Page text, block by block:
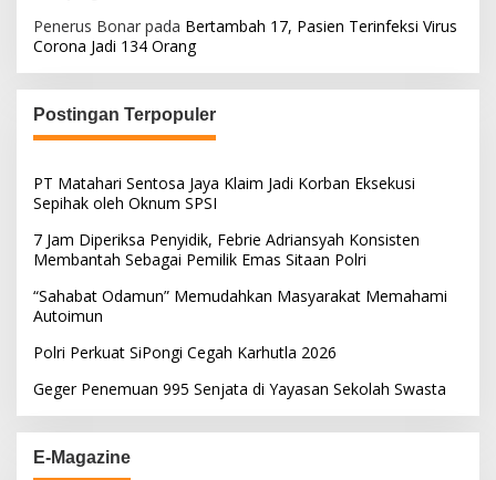
Penerus Bonar pada Bertambah 17, Pasien Terinfeksi Virus
Corona Jadi 134 Orang
Postingan Terpopuler
PT Matahari Sentosa Jaya Klaim Jadi Korban Eksekusi
Sepihak oleh Oknum SPSI
7 Jam Diperiksa Penyidik, Febrie Adriansyah Konsisten
Membantah Sebagai Pemilik Emas Sitaan Polri
“Sahabat Odamun” Memudahkan Masyarakat Memahami
Autoimun
Polri Perkuat SiPongi Cegah Karhutla 2026
Geger Penemuan 995 Senjata di Yayasan Sekolah Swasta
E-Magazine